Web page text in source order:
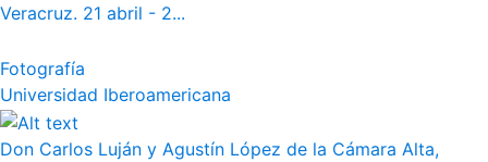
Veracruz. 21 abril - 2...
Fotografía
Universidad Iberoamericana
Don Carlos Luján y Agustín López de la Cámara Alta,